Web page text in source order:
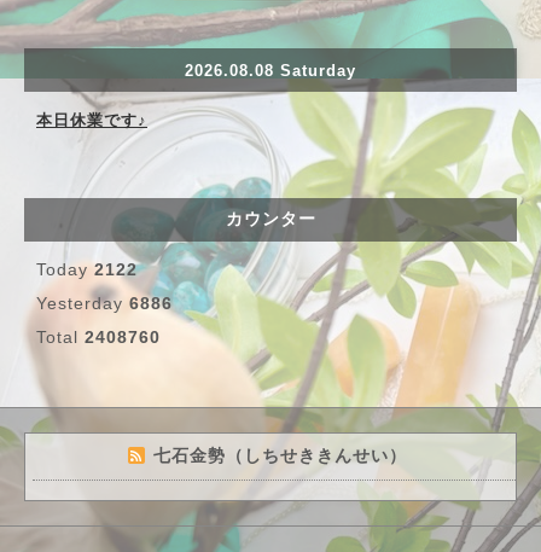
2026.08.08 Saturday
本日休業です♪
カウンター
Today 2122
Yesterday 6886
Total 2408760
七石金勢（しちせききんせい）